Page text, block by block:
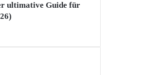
ultimative Guide für